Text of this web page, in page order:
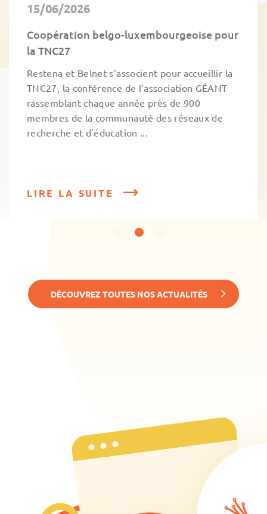
DÉCOUVREZ TOUTES NOS ACTUALITÉS
15/06/2026
Coopération belgo-luxembourgeoise pour
la TNC27
Restena et Belnet s’associent pour accueillir la
TNC27, la conférence de l’association GÉANT
rassemblant chaque année près de 900
membres de la communauté des réseaux de
recherche et d'éducation ...
LIRE LA SUITE